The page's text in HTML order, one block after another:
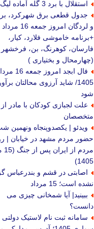
استقلال با برد 3 گله آماده لیگ شد
جدول قطعی برق شهرکرد،
+برنامه خاموشی فلارد، کیار،
فارسان، کوهرنگ، بن، فرخشهر
(چهارمحال و بختیاری )
فال ابجد امروز جمعه
1405/ شاید آرزوی محالتان
شود
علت لجبازی کودکان با مادر از
متخصصان
ویدئو | یکصدوپنجاه ونهمین
حضور مردم مشهد در خیابان |
1405)
اصابتی در قشم و بندرعباس
نشده است؛ 15 مرداد
ببینید| آیا شمخانی چیزی می
دانست؟
سامانه ثبت نام لاستیک دولتی